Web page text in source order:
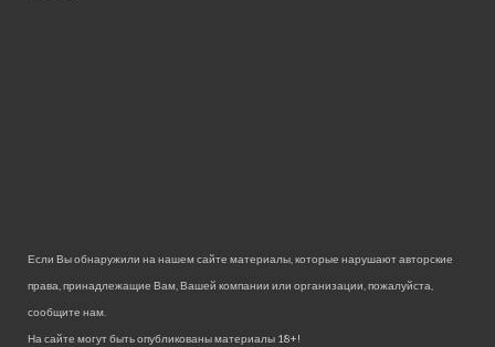
Если Вы обнаружили на нашем сайте материалы, которые нарушают авторские
права, принадлежащие Вам, Вашей компании или организации, пожалуйста,
сообщите нам.
На сайте могут быть опубликованы материалы 18+!